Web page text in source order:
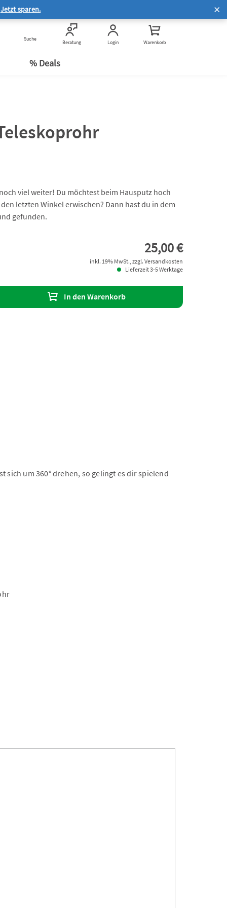
Jetzt sparen.
Suche Beratung Login Warenkorb
Kauf & Rechtliches
Häufige Fragen zum Service
Häufige Fragen zum
Datenschutz
% Deals
viel weiter! Du möchtest beim Hausputz hoch
letzten Winkel erwischen? Dann hast du in dem
gefunden.
25,00 €
inkl. 19% MwSt., zzgl. Versandkosten
Lieferzeit 3-5 Werktage
In den Warenkorb
um 360° drehen, so gelingt es dir spielend